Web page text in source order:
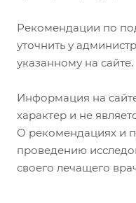
Рекомендации по
уточнить у
указанному на сайте.
Информация на
характер и не
О рекомендациях и
проведению
своего лечащего